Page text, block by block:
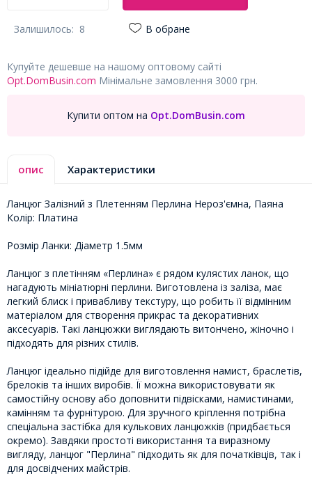
Залишилось: 8 В обране
Купуйте дешевше на нашому оптовому сайті
Opt.DomBusin.com Мінімальне замовлення 3000 грн.
Купити оптом на Opt.DomBusin.com
опис Характеристики
Ланцюг Залізний з Плетенням Перлина Нероз'ємна, Паяна
Колір: Платина
Розмір Ланки: Діаметр 1.5мм
Ланцюг з плетінням «Перлина» є рядом кулястих ланок, що
нагадують мініатюрні перлини. Виготовлена ​​із заліза, має
легкий блиск і привабливу текстуру, що робить її відмінним
матеріалом для створення прикрас та декоративних
аксесуарів. Такі ланцюжки виглядають витончено, жіночно і
підходять для різних стилів.
Ланцюг ідеально підійде для виготовлення намист, браслетів,
брелоків та інших виробів. Її можна використовувати як
самостійну основу або доповнити підвісками, намистинами,
камінням та фурнітурою. Для зручного кріплення потрібна
спеціальна застібка для кулькових ланцюжків (придбається
окремо). Завдяки простоті використання та виразному
вигляду, ланцюг "Перлина" підходить як для початківців, так і
для досвідчених майстрів.